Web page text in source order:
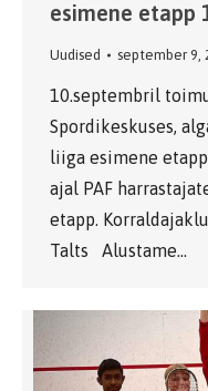
esimene etapp
Uudised september 9,
10.septembril
Spordikeskuses,
liiga esimene
ajal PAF
etapp.
Talts Alustame…